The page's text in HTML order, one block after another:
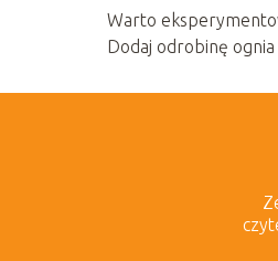
Warto
Dodaj odrobinę